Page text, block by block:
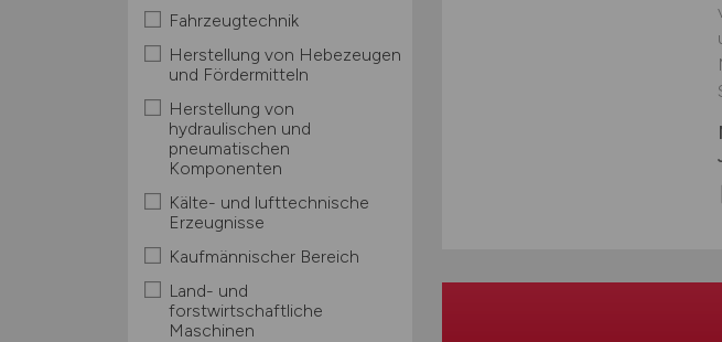
Fahrzeugtechnik
Herstellung von Hebezeugen
und Fördermitteln
Herstellung von
hydraulischen und
pneumatischen
Komponenten
Kälte- und lufttechnische
Erzeugnisse
Kaufmännischer Bereich
Land- und
forstwirtschaftliche
Maschinen